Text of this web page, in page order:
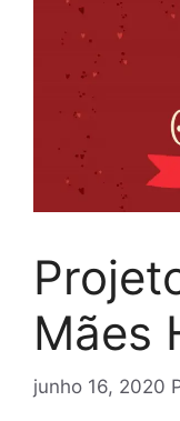
Mães
junho 16, 2020